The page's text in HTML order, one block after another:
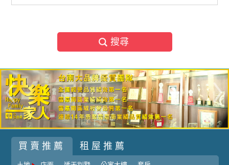
搜尋
買賣推薦 租屋推薦